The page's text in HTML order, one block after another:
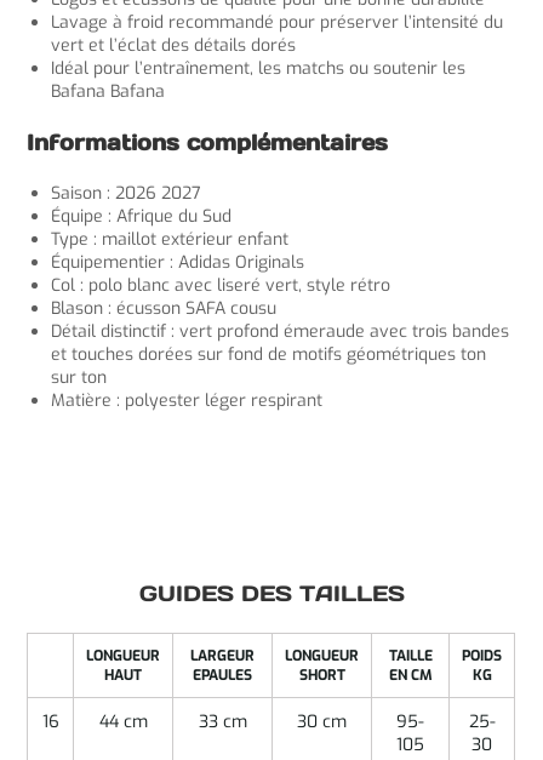
Lavage à froid recommandé pour préserver l’intensité du
vert et l’éclat des détails dorés
Idéal pour l’entraînement, les matchs ou soutenir les
Bafana Bafana
Informations complémentaires
Saison : 2026 2027
Équipe : Afrique du Sud
Type : maillot extérieur enfant
Équipementier : Adidas Originals
Col : polo blanc avec liseré vert, style rétro
Blason : écusson SAFA cousu
Détail distinctif : vert profond émeraude avec trois bandes
et touches dorées sur fond de motifs géométriques ton
sur ton
Matière : polyester léger respirant
GUIDES DES TAILLES
LONGUEUR
HAUT
LARGEUR
EPAULES
LONGUEUR
SHORT
TAILLE
EN CM
POIDS
KG
16 44 cm 33 cm 30 cm
95-
105
25-
30